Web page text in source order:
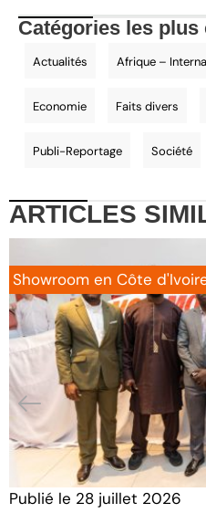
Catégories les plus
Actualités Afrique –
Economie Faits divers
Publi-Reportage Société
ARTICLES
Showroom en Côte
Publié le 28 juillet 2026